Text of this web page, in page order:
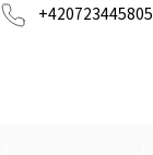
+420723445805